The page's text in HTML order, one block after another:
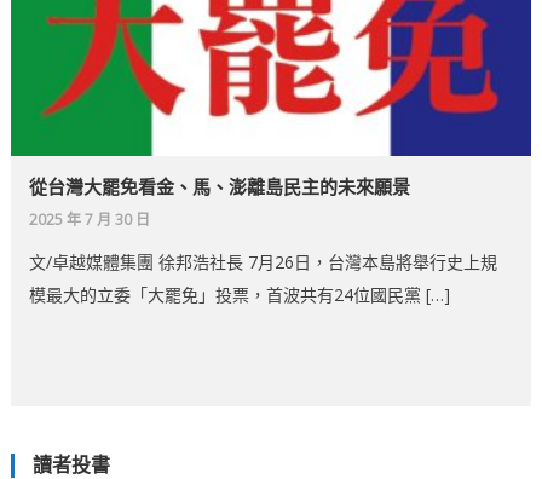
從台灣大罷免看金、馬、澎離島民主的未來願景
2025 年 7 月 30 日
文/卓越媒體集團 徐邦浩社長 7月26日，台灣本島將舉行史上規
模最大的立委「大罷免」投票，首波共有24位國民黨 […]
讀者投書